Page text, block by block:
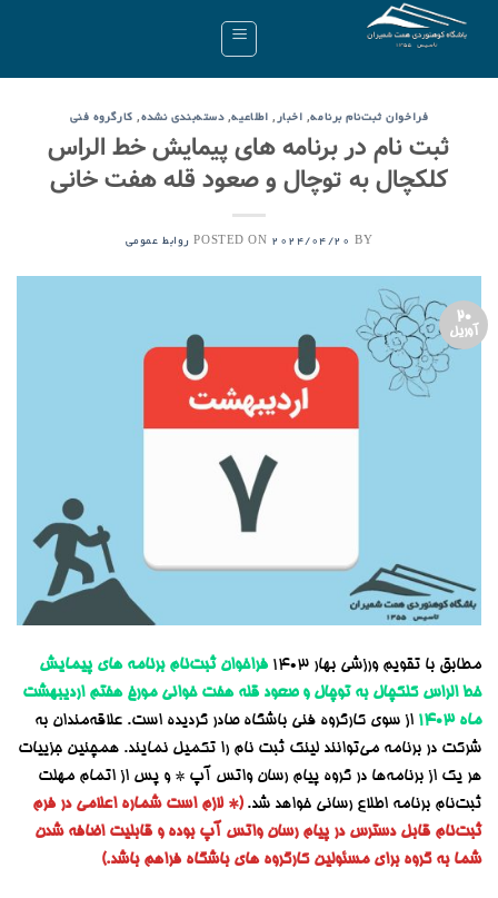
فراخوان ثبت‌نام برنامه, اخبار , اطلاعیه,دسته‌بندی نشده, کارگروه فنی
ثبت نام در برنامه های پیمایش خط الراس
کلکچال به توچال و صعود قله هفت خانی
POSTED ON 2024/04/20 BY روابط عمومی
20
آوریل
مطابق با تقویم ورزشی بهار 1403 فراخوان ثبت‌نامبرنامه‌ های پیمایش
خط الراس کلکچال به توچال و صعود قله هفت خوانی مورخهفتم اردیبهشت
ماه 1403 از سوی کارگروه فنی باشگاه صادر گردیده است. علاقه‌مندان به
شرکت در برنامه می‌توانند لینک ثبت نام را تکمیل نمایند. همچنین جزییات
هر یک از برنامه‌ها در گروه پیام رسان واتس آپ * و پس از اتمام مهلت
ثبت‌نام برنامه اطلاع رسانی خواهد شد. (* لازم است شماره اعلامی در فرم
ثبت‌نام قابل دسترس در پیام رسان واتس آپ بوده و قابلیت اضافه شدن
شما به گروه برای مسئولین کارگروه های باشگاه فراهم باشد.)